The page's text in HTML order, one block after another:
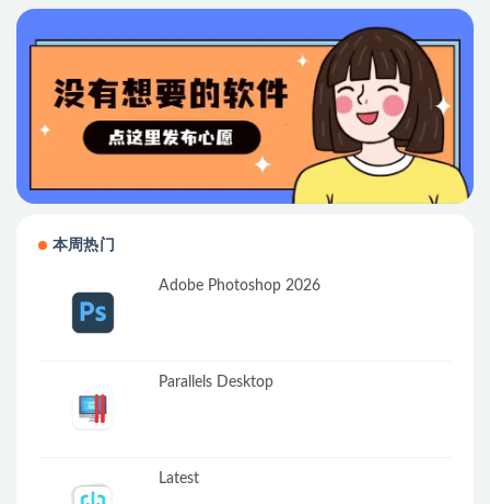
本周热门
Adobe Photoshop 2026
Parallels Desktop
Latest